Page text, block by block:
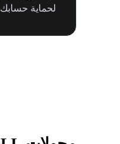
لحماية حسابك